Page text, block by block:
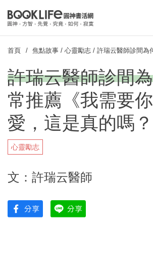
首頁 焦點故事 / 心靈勵志 / 許瑞云醫師診間為
許瑞云醫師診間
常推薦《我需要
愛，這是真的嗎？
心靈勵志
文：許瑞云醫師